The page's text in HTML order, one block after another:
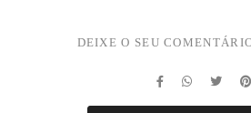
DEIXE O SEU